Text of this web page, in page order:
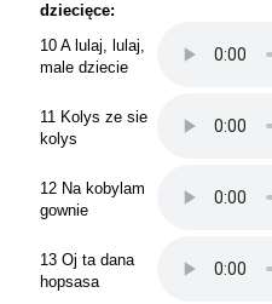
dziecięce:
10 A lulaj, lulaj,
male dziecie
11 Kolys ze sie
kolys
12 Na kobylam
gownie
13 Oj ta dana
hopsasa